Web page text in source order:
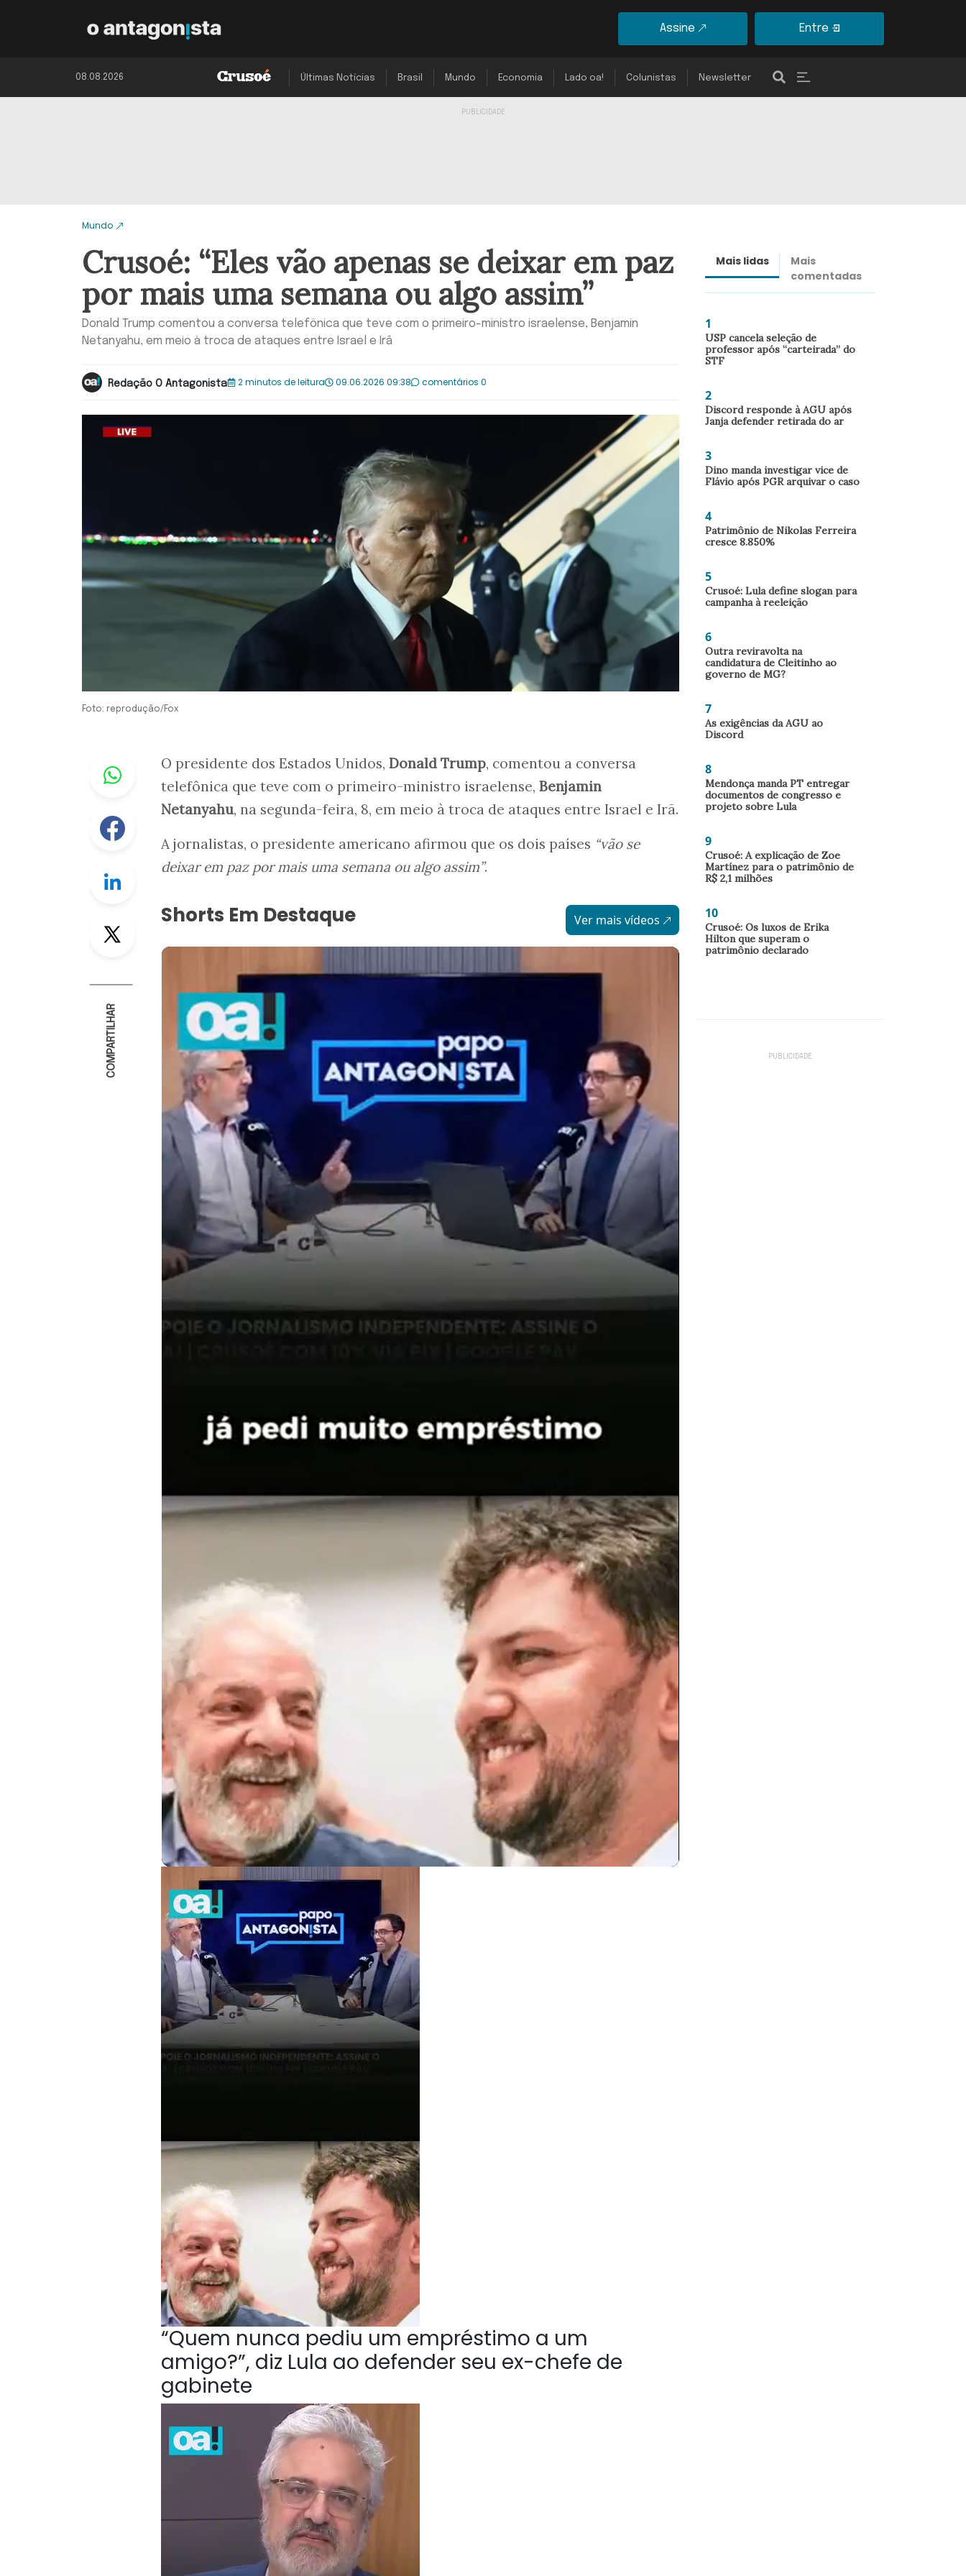
Assine Entre
08.08.2026 Últimas Notícias Brasil Mundo Economia Lado oa! Colunistas Newsletter
Mundo
Crusoé: “Eles vão apenas se deixar em paz
por mais uma semana ou algo assim”
Donald Trump comentou a conversa telefônica que teve com o primeiro-ministro israelense, Benjamin
Netanyahu, em meio à troca de ataques entre Israel e Irã
Redação O Antagonista 2 minutos de leitura 09.06.2026 09:38 comentários 0
Foto: reprodução/Fox
Whastapp
Facebook
Linkedin
Twitter
COMPARTILHAR
O presidente dos Estados Unidos, Donald Trump, comentou a conversa
telefônica que teve com o primeiro-ministro israelense, Benjamin
Netanyahu, na segunda-feira, 8, em meio à troca de ataques entre Israel e Irã.
A jornalistas, o presidente americano afirmou que os dois países “vão se
deixar em paz por mais uma semana ou algo assim”.
Shorts Em Destaque Ver mais vídeos
“Quem nunca pediu um empréstimo a um
amigo?”, diz Lula ao defender seu ex-chefe de
gabinete
Mais lidas
Mais
comentadas
1
USP cancela seleção de
professor após “carteirada” do
STF
2
Discord responde à AGU após
Janja defender retirada do ar
3
Dino manda investigar vice de
Flávio após PGR arquivar o caso
4
Patrimônio de Nikolas Ferreira
cresce 8.850%
5
Crusoé: Lula define slogan para
campanha à reeleição
6
Outra reviravolta na
candidatura de Cleitinho ao
governo de MG?
7
As exigências da AGU ao
Discord
8
Mendonça manda PT entregar
documentos de congresso e
projeto sobre Lula
9
Crusoé: A explicação de Zoe
Martínez para o patrimônio de
R$ 2,1 milhões
10
Crusoé: Os luxos de Erika
Hilton que superam o
patrimônio declarado